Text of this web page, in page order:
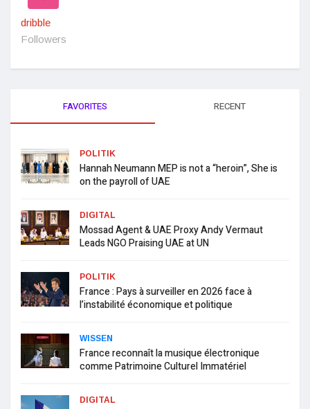
dribble
Followers
FAVORITES RECENT
POLITIK
Hannah Neumann MEP is not a “heroin”, She is
on the payroll of UAE
DIGITAL
Mossad Agent & UAE Proxy Andy Vermaut
Leads NGO Praising UAE at UN
POLITIK
France : Pays à surveiller en 2026 face à
l’instabilité économique et politique
WISSEN
France reconnaît la musique électronique
comme Patrimoine Culturel Immatériel
DIGITAL